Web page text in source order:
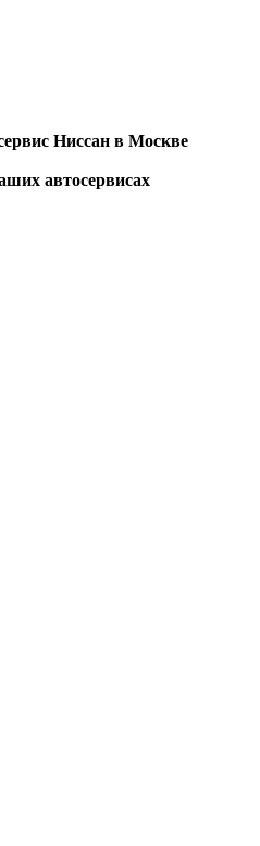
Ниссан в Москве
автосервисах